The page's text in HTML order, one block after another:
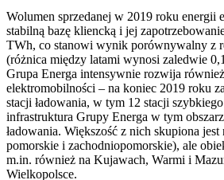
Wolumen sprzedanej w 2019 roku energii
stabilną bazę kliencką i jej
TWh, co stanowi wynik porównywalny z
(różnica między latami wynosi zaledwie
Grupa Energa intensywnie rozwija
elektromobilności – na koniec 2019 roku
stacji ładowania, w tym 12 stacji
infrastruktura Grupy Energa w tym
ładowania. Większość z nich skupiona
pomorskie i zachodniopomorskie), ale
m.in. również na Kujawach, Warmi i
Wielkopolsce.